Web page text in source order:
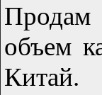
Продам
объем